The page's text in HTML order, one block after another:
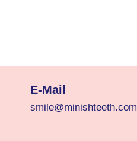
E-Mail
smile@minishteeth.com